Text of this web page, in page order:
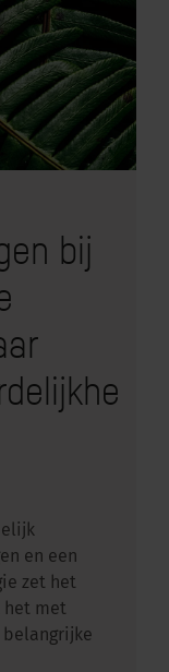
bij
en een
zet het
het met